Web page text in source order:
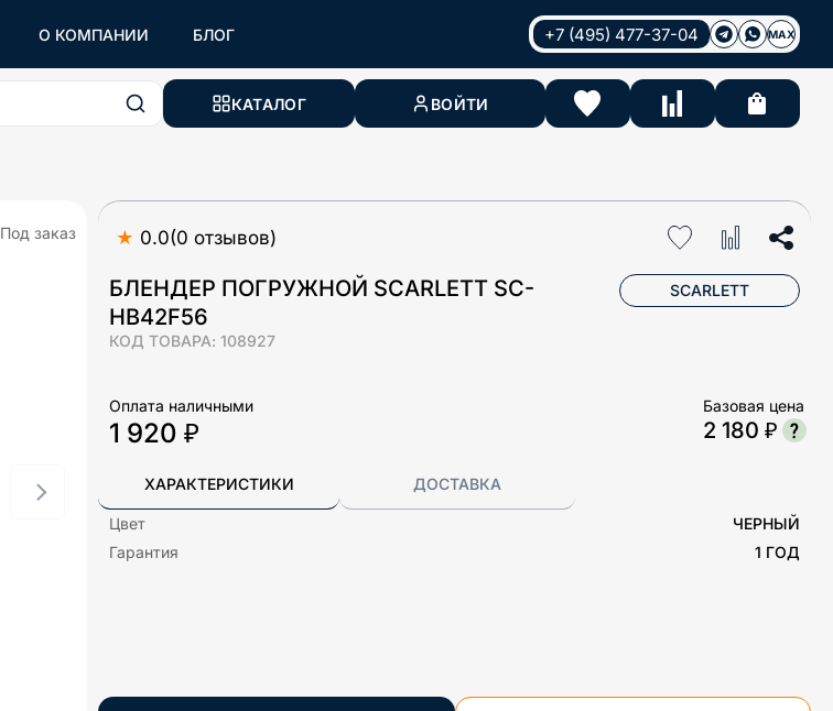
О КОМПАНИИ БЛОГ +7 (495) 477-37-04 MAX
КАТАЛОГ ВОЙТИ
★ 0.0(0 отзывов)
БЛЕНДЕР ПОГРУЖНОЙ SCARLETT SC-
HB42F56
КОД ТОВАРА: 108927
SCARLETT
Под заказ
Оплата наличными
1 920 ₽
Базовая цена
2 180 ₽
ХАРАКТЕРИСТИКИ ДОСТАВКА
Цвет
ЧЕРНЫЙ
Гарантия
1 ГОД